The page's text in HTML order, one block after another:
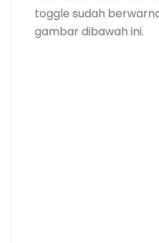
toggle sudah
gambar dibawah ini.